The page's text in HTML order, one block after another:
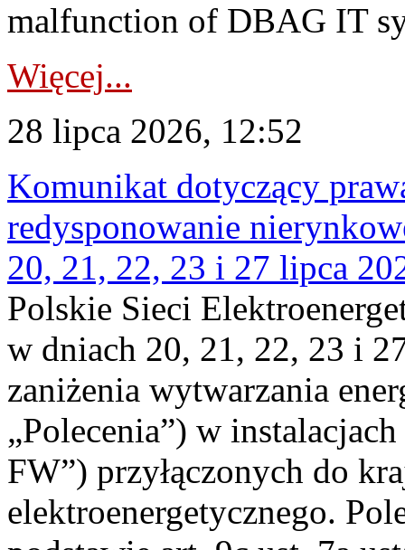
malfunction of DBAG IT
Więcej...
28 lipca 2026, 12:52
Komunikat dotyczący
redysponowanie
20, 21, 22, 23 i 27 lipca
Polskie Sieci
w dniach 20, 21, 22, 23 i
zaniżenia wytwarzania
„Polecenia”) w
FW”) przyłączonych do
elektroenergetycznego.